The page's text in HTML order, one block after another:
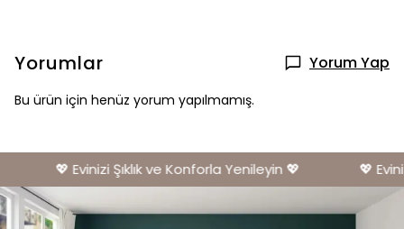
Yorumlar Yorum Yap
Bu ürün için henüz yorum yapılmamış.
💖 Evinizi Şıklık ve Konforla Yenileyin 💖 💖